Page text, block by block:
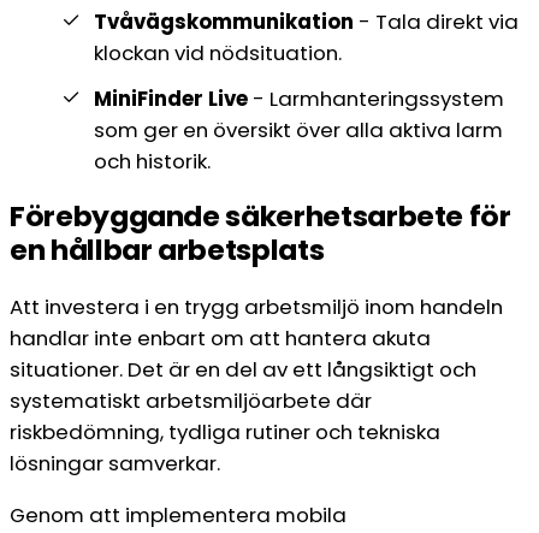
Tvåvägskommunikation - Tala direkt via
klockan vid nödsituation.
MiniFinder Live - Larmhanteringssystem
som ger en översikt över alla aktiva larm
och historik.
Förebyggande säkerhetsarbete för
en hållbar arbetsplats
Att investera i en trygg arbetsmiljö inom handeln
handlar inte enbart om att hantera akuta
situationer. Det är en del av ett långsiktigt och
systematiskt arbetsmiljöarbete där
riskbedömning, tydliga rutiner och tekniska
lösningar samverkar.
Genom att implementera mobila